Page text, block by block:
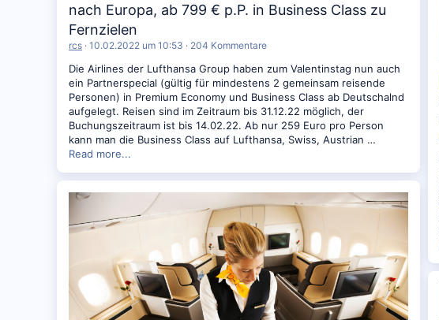
nach Europa, ab 799 € p.P. in Business Class zu
Fernzielen
rcs 10.02.2022 um 10:53 204 Kommentare
Die Airlines der Lufthansa Group haben zum Valentinstag nun auch
ein Partnerspecial (gültig für mindestens 2 gemeinsam reisende
Personen) in Premium Economy und Business Class ab Deutschalnd
aufgelegt. Reisen sind im Zeitraum bis 31.12.22 möglich, der
Buchungszeitraum ist bis 14.02.22. Ab nur 259 Euro pro Person
kann man die Business Class auf Lufthansa, Swiss, Austrian …
Read more...